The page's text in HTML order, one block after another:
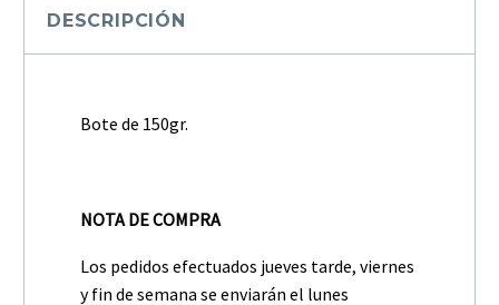
DESCRIPCIÓN
Bote de 150gr.
NOTA DE COMPRA
Los pedidos efectuados jueves tarde, viernes
y fin de semana se enviarán el lunes